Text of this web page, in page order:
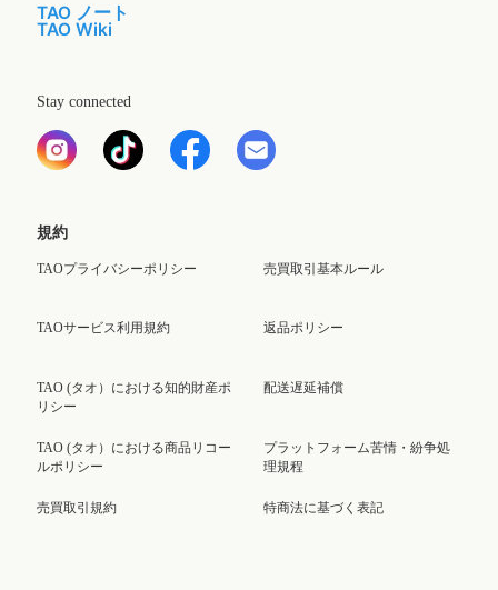
TAO ノート
TAO Wiki
Stay connected
規約
TAOプライバシーポリシー
TAOサービス利用規約
TAO (タオ）における知的財産ポ
リシー
TAO (タオ）における商品リコー
ルポリシー
売買取引規約
売買取引基本ルール
返品ポリシー
配送遅延補償
プラットフォーム苦情・紛争処
理規程
特商法に基づく表記